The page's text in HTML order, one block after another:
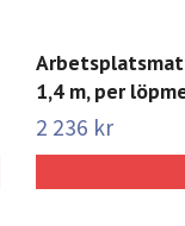
1,4 m, per
2 236 kr